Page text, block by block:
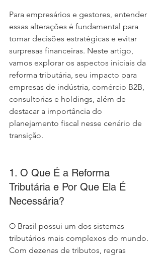
Para empresários e gestores, entender
essas alterações é fundamental para
tomar decisões estratégicas e evitar
surpresas financeiras. Neste artigo,
vamos explorar os aspectos iniciais da
reforma tributária, seu impacto para
empresas de indústria, comércio B2B,
consultorias e holdings, além de
destacar a importância do
planejamento fiscal nesse cenário de
transição.
1. O Que É a Reforma
Tributária e Por Que Ela É
Necessária?
O Brasil possui um dos sistemas
tributários mais complexos do mundo.
Com dezenas de tributos, regras